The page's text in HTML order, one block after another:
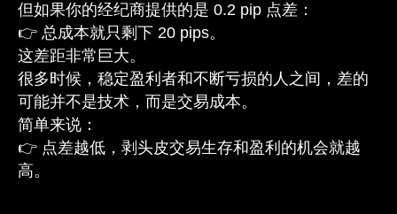
但如果你的经纪商提供的是 0.2 pip 点差：
👉 总成本就只剩下 20 pips。
这差距非常巨大。
很多时候，稳定盈利者和不断亏损的人之间，差的
可能并不是技术，而是交易成本。
简单来说：
👉 点差越低，剥头皮交易生存和盈利的机会就越
高。